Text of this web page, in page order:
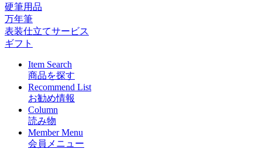
硬筆用品
万年筆
表装仕立てサービス
ギフト
Item Search
商品を探す
Recommend List
お勧め情報
Column
読み物
Member Menu
会員メニュー